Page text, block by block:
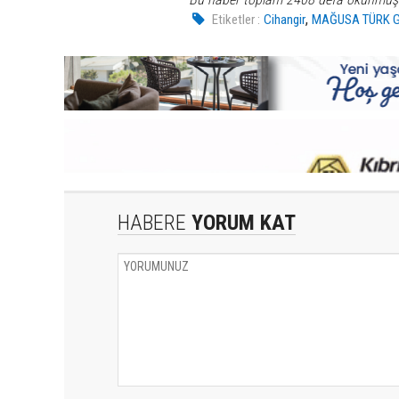
Etiketler : Cihangir,MAĞUSA TÜRK
HABERE YORUM KAT